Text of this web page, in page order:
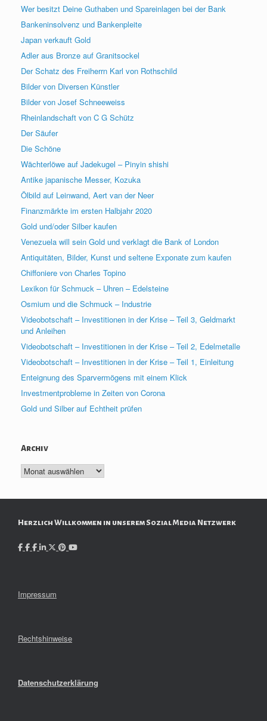
Wer besitzt Deine Guthaben und Spareinlagen bei der Bank
Bankeninsolvenz und Bankenpleite
Japan verkauft Gold
Adler aus Bronze auf Granitsockel
Der Schatz des Freiherrn Karl von Rothschild
Bilder von Diversen Künstler
Bilder von Josef Schneeweiss
Rheinlandschaft von C G Schütz
Der Säufer
Die Schöne
Wächterlöwe auf Jadekugel – Pinyin shishi
Antike japanische Messer, Kozuka
Ölbild auf Leinwand, Aert van der Neer
Finanzmärkte im ersten Halbjahr 2020
Gold und/oder Silber kaufen
Venezuela will sein Gold und verklagt die Bank of London
Antiquitäten, Bilder, Kunst und seltene Exponate zum kaufen
Chiffoniere von Charles Topino
Lexikon für Schmuck – Uhren – Edelsteine
Osmium und die Schmuck – Industrie
Videobotschaft – Investitionen in der Krise – Teil 3, Geldmarkt
und Anleihen
Videobotschaft – Investitionen in der Krise – Teil 2, Edelmetalle
Videobotschaft – Investitionen in der Krise – Teil 1, Einleitung
Enteignung des Sparvermögens mit einem Klick
Investmentprobleme in Zeiten von Corona
Gold und Silber auf Echtheit prüfen
Archiv
Archiv
Herzlich Willkommen in unserem Sozial Media Netzwerk
Impressum
Rechtshinweise
Datenschutzerklärung